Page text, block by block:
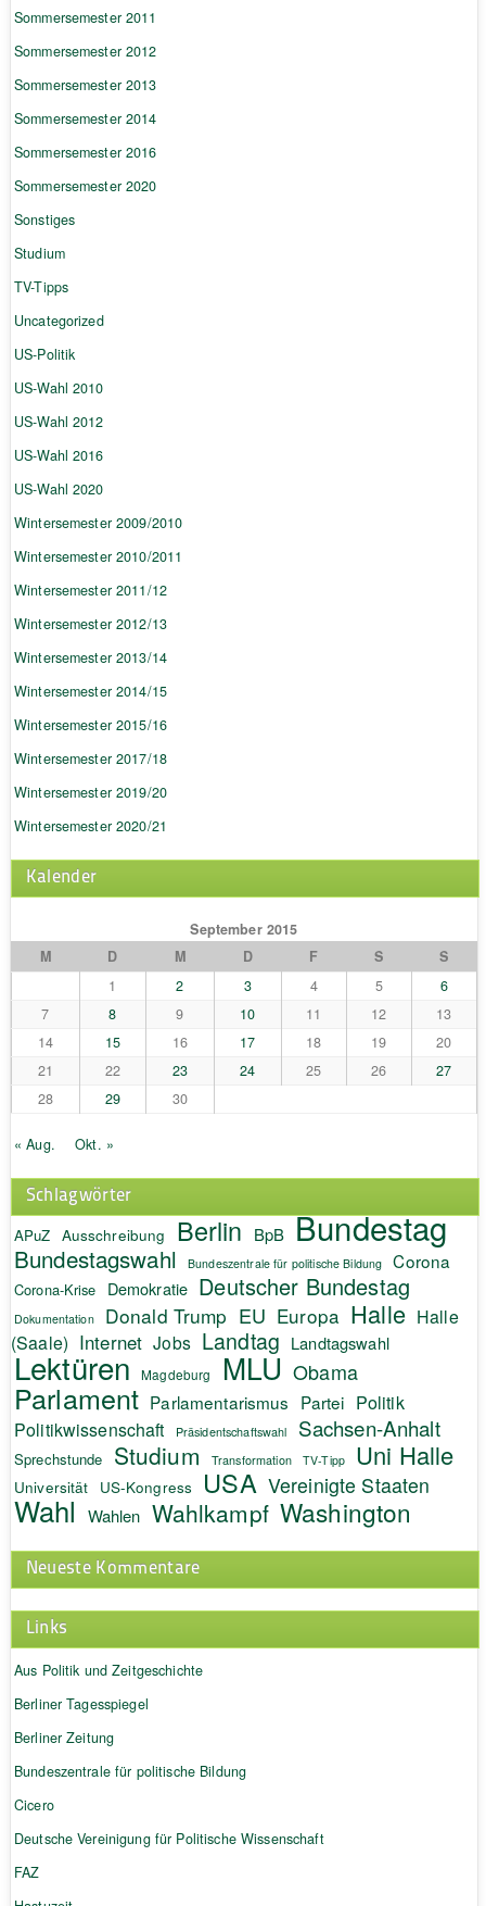
Sommersemester 2011
Sommersemester 2012
Sommersemester 2013
Sommersemester 2014
Sommersemester 2016
Sommersemester 2020
Sonstiges
Studium
TV-Tipps
Uncategorized
US-Politik
US-Wahl 2010
US-Wahl 2012
US-Wahl 2016
US-Wahl 2020
Wintersemester 2009/2010
Wintersemester 2010/2011
Wintersemester 2011/12
Wintersemester 2012/13
Wintersemester 2013/14
Wintersemester 2014/15
Wintersemester 2015/16
Wintersemester 2017/18
Wintersemester 2019/20
Wintersemester 2020/21
Kalender
September 2015
M
D M D F S
S
1
2 3 4 5
6
7
8 9 10 11 12
13
14
15 16 17 18 19
20
21
22 23 24 25 26
27
28
29 30
« Aug. Okt. »
Schlagwörter
APuZ Ausschreibung Berlin BpB Bundestag
Bundestagswahl Bundeszentrale für politische Bildung Corona
Corona-Krise Demokratie Deutscher Bundestag
Dokumentation Donald Trump EU Europa Halle Halle
(Saale) Internet Jobs Landtag Landtagswahl
Lektüren Magdeburg MLU Obama
Parlament Parlamentarismus Partei Politik
Politikwissenschaft Präsidentschaftswahl Sachsen-Anhalt
Sprechstunde Studium Transformation TV-Tipp Uni Halle
Universität US-Kongress USA Vereinigte Staaten
Wahl Wahlen Wahlkampf Washington
Neueste Kommentare
Links
Aus Politik und Zeitgeschichte
Berliner Tagesspiegel
Berliner Zeitung
Bundeszentrale für politische Bildung
Cicero
Deutsche Vereinigung für Politische Wissenschaft
FAZ